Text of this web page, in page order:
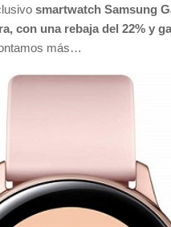
smartwatch Samsung
con una rebaja del 22% y
más…